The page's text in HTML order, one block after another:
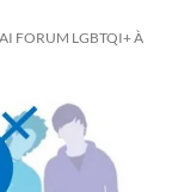
FORUM LGBTQI+ À